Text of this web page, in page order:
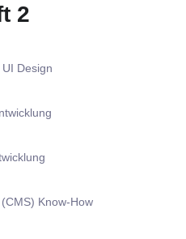
2
Design
Know-How